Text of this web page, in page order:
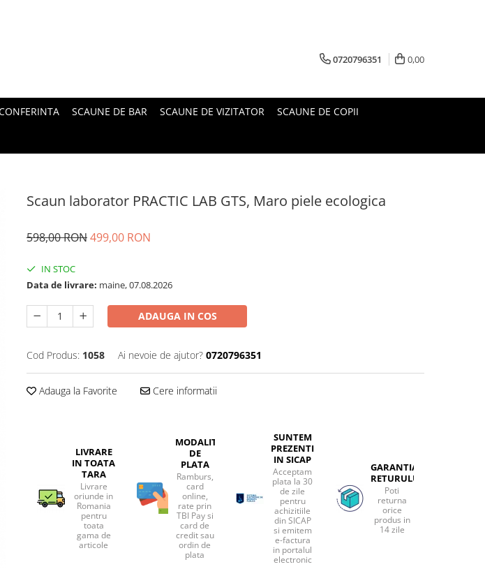
0720796351 0,00
SCAUNE DE BAR SCAUNE DE VIZITATOR SCAUNE DE COPII
Scaun laborator PRACTIC LAB GTS, Maro piele ecologica
598,00 RON499,00 RON
IN STOC
Data de livrare: maine, 07.08.2026
ADAUGA IN COS
Cod Produs: 1058 Ai nevoie de ajutor? 0720796351
Adauga la Favorite Cere informatii
LIVRARE
IN TOATA
TARA
Livrare
oriunde in
Romania
pentru
toata
gama de
articole
MODALITATI
DE
PLATA
Ramburs,
card
online,
rate prin
TBI Pay si
card de
credit sau
ordin de
plata
SUNTEM
PREZENTI
IN SICAP
Acceptam
plata la 30
de zile
pentru
achizitiile
din SICAP
si emitem
e-factura
in portalul
electronic
GARANTIA
RETURULUI
Poti
returna
orice
produs in
14 zile